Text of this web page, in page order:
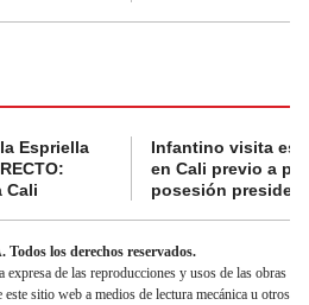
Espriella
Cali
Infantino visita
en Cali previo a
posesión
los derechos reservados.
de las reproducciones y usos de las obras
este sitio web a medios de lectura mecánica u otros